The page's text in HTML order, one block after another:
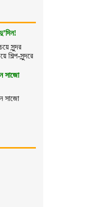
সুন্দর
সুন্দরে
সাজো
সাজো